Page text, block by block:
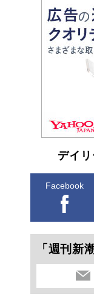
デイ
Facebook
「週刊新